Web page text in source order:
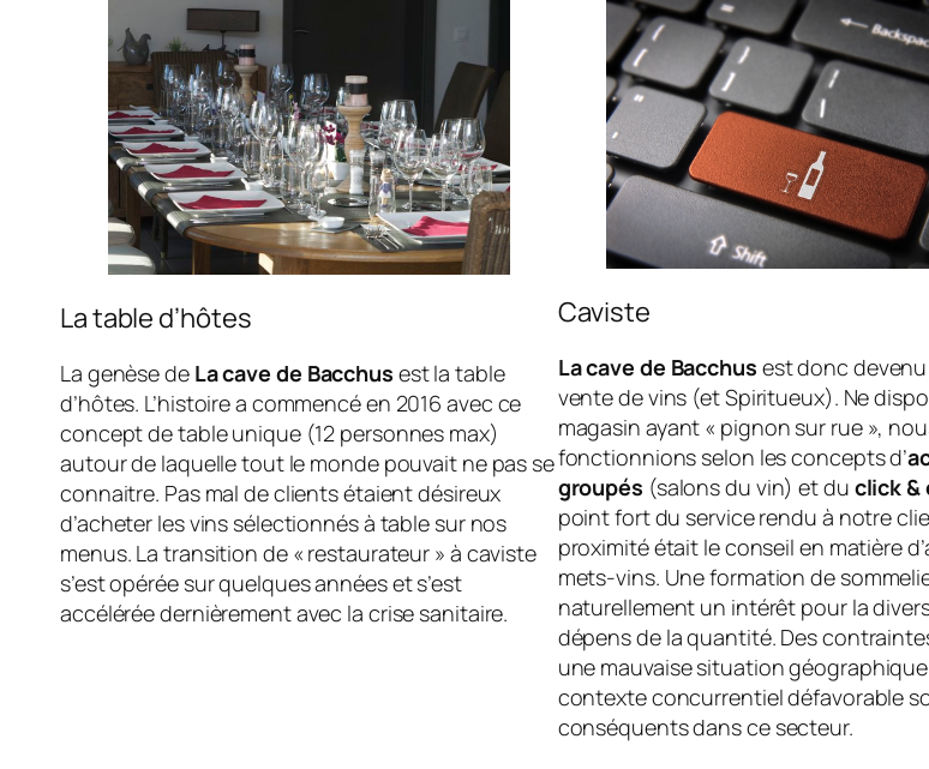
La table d’hôtes
La genèse de La cave de Bacchus est la table
d’hôtes. L’histoire a commencé en 2016 avec ce
concept de table unique (12 personnes max)
autour de laquelle tout le monde pouvait ne pas se
connaitre. Pas mal de clients étaient désireux
d’acheter les vins sélectionnés à table sur nos
menus. La transition de « restaurateur » à caviste
s’est opérée sur quelques années et s’est
accélérée dernièrement avec la crise sanitaire.
Caviste
La cave de Bacchus est donc
vente de vins (et Spiritueux). Ne
magasin ayant « pignon sur rue »,
fonctionnions selon les concepts d’
groupés (salons du vin) et du click &
point fort du service rendu à notre
proximité était le conseil en matière
mets-vins. Une formation de
naturellement un intérêt pour la
dépens de la quantité. Des
une mauvaise situation
contexte concurrentiel défavorable
conséquents dans ce secteur.